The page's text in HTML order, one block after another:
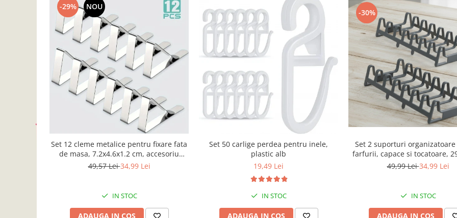
Articole de vara
Genti termoizolante
Accesorii inot si gonflabile
Jucarii de plaja
Piscine gonflabile
Prosoape si rogojini
-29% NOU
Set 12 cleme metalice pentru fixare fata
de masa, 7.2x4.6x1.2 cm, accesoriu
Horeca, pentru restaurante, cafenele,
49,57 Lei34,99 Lei
IN STOC
ADAUGA IN COS
Set 50 carlige perdea pentru inele,
plastic alb
19,49 Lei
IN STOC
ADAUGA IN COS
-30%
Set 2 suporturi
farfurii, capace si tocatoare,
cm
49,99 Lei34,99 Lei
IN STOC
ADAUGA IN COS